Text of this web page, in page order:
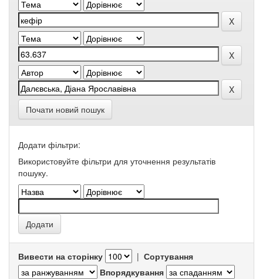
Почати новий пошук
Додати фільтри:
Використовуйте фільтри для уточнення результатів
пошуку.
Вивести на сторінку | Сортування
Впорядкування